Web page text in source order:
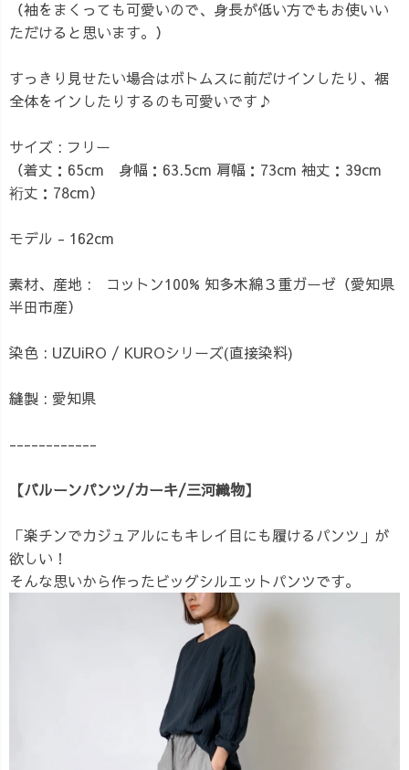
（袖をまくっても可愛いので、身長が低い方でもお使いい
ただけると思います。）
すっきり見せたい場合はボトムスに前だけインしたり、裾
全体をインしたりするのも可愛いです♪
サイズ : フリー
（着丈：65cm 身幅：63.5cm 肩幅：73cm 袖丈：39cm
裄丈：78cm）
モデル - 162cm
素材、産地 : コットン100% 知多木綿３重ガーゼ（愛知県
半田市産）
染色 : UZUiRO / KUROシリーズ(直接染料)
縫製 : 愛知県
------------
【バルーンパンツ/カーキ/三河織物】
「楽チンでカジュアルにもキレイ目にも履けるパンツ」が
欲しい！
そんな思いから作ったビッグシルエットパンツです。